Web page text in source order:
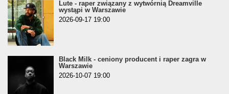
Lute - raper związany z wytwórnią Dreamville
wystąpi w Warszawie
2026-09-17 19:00
Black Milk - ceniony producent i raper zagra w
Warszawie
2026-10-07 19:00